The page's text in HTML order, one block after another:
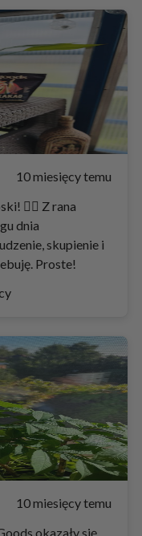
10 miesięcy temu
👌🏻 Z rana
dnia
Proste!
10 miesięcy temu
okazały się